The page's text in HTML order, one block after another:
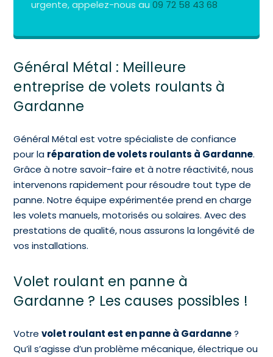
urgente, appelez-nous au09 72 58 43 68
Général Métal : Meilleure
entreprise de volets roulants à
Gardanne
Général Métal est votre spécialiste de confiance
pour la réparation de volets roulants à Gardanne.
Grâce à notre savoir-faire et à notre réactivité, nous
intervenons rapidement pour résoudre tout type de
panne. Notre équipe expérimentée prend en charge
les volets manuels, motorisés ou solaires. Avec des
prestations de qualité, nous assurons la longévité de
vos installations.
Volet roulant en panne à
Gardanne ? Les causes possibles !
Votrevolet roulant est en panne à Gardanne?
Qu’il s’agisse d’un problème mécanique, électrique ou